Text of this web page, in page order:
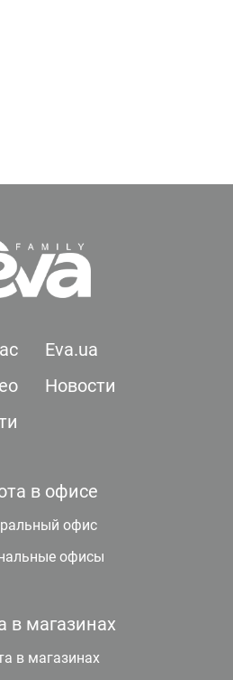
Eva.ua
Новости
в офисе
офис
офисы
в магазинах
в магазинах